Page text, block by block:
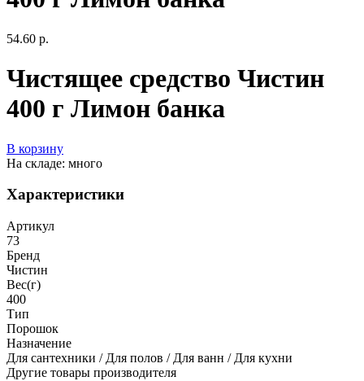
54.60 р.
Чистящее средство Чистин
400 г Лимон банка
В корзину
На складе: много
Характеристики
Артикул
73
Бренд
Чистин
Вес(г)
400
Тип
Порошок
Назначение
Для сантехники / Для полов / Для ванн / Для кухни
Другие товары производителя